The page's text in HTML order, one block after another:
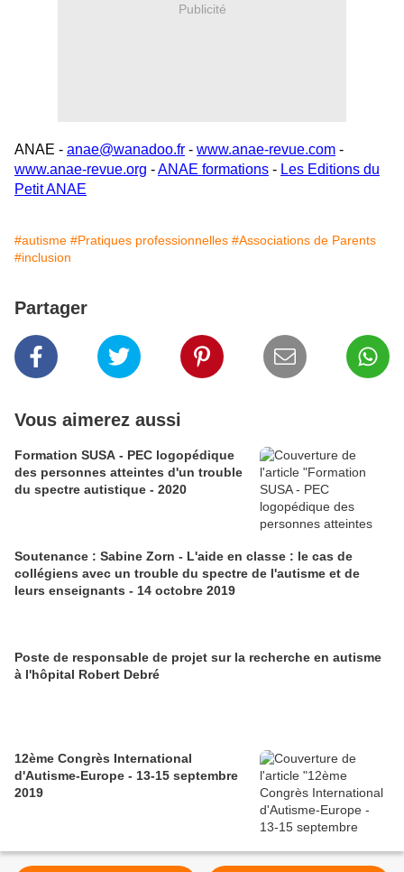
Publicité
ANAE - anae@wanadoo.fr - www.anae-revue.com -
www.anae-revue.org -ANAE formations - Les Editions du
Petit ANAE
#autisme #Pratiques professionnelles #Associations de Parents
#inclusion
Partager
Vous aimerez aussi
Formation SUSA - PEC logopédique
des personnes atteintes d'un trouble
du spectre autistique - 2020
Soutenance : Sabine Zorn - L'aide en classe : le cas de
collégiens avec un trouble du spectre de l'autisme et de
leurs enseignants - 14 octobre 2019
Poste de responsable de projet sur la recherche en autisme
à l'hôpital Robert Debré
12ème Congrès International
d'Autisme-Europe - 13-15 septembre
2019